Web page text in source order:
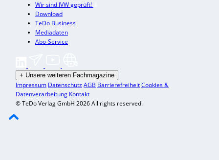
Wir sind IVW geprüft!
Download
TeDo Business
Mediadaten
Abo-Service
+ Unsere weiteren Fachmagazine
Impressum DatenschutzAGB BarrierefreiheitCookies &
Datenverarbeitung Kontakt
© TeDo Verlag GmbH 2026 All rights reserved.